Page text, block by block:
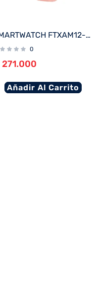
SMARTWATCH FTXAM12-RGP 49MM ROSE GOLD/ROSA ANDROID/IOS/BT/FREC. CARD
0
271.000
Añadir Al Carrito